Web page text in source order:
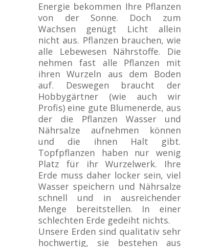
Energie bekommen Ihre Pflanzen
von der Sonne. Doch zum
Wachsen genügt Licht allein
nicht aus. Pflanzen brauchen, wie
alle Lebewesen Nährstoffe. Die
nehmen fast alle Pflanzen mit
ihren Wurzeln aus dem Boden
auf. Deswegen braucht der
Hobbygärtner (wie auch wir
Profis) eine gute Blumenerde, aus
der die Pflanzen Wasser und
Nährsalze aufnehmen können
und die ihnen Halt gibt.
Topfpflanzen haben nur wenig
Platz für ihr Wurzelwerk. Ihre
Erde muss daher locker sein, viel
Wasser speichern und Nährsalze
schnell und in ausreichender
Menge bereitstellen. In einer
schlechten Erde gedeiht nichts.
Unsere Erden sind qualitativ sehr
hochwertig, sie bestehen aus